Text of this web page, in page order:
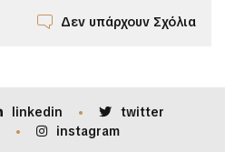
Δεν υπάρχουν Σχόλια
linkedin
twitter
instagram